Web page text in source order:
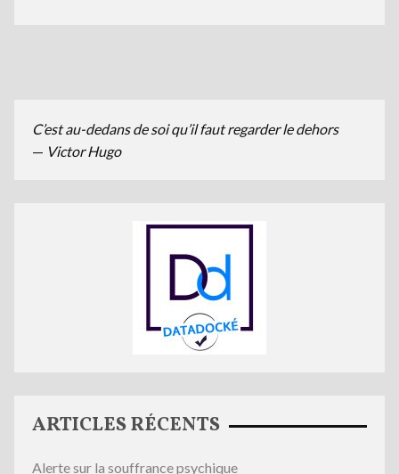
C’est au-dedans de soi qu’il faut regarder le dehors
— Victor Hugo
ARTICLES RÉCENTS
Alerte sur la souffrance psychique